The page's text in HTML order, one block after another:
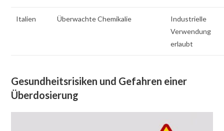
Italien Überwachte Chemikalie
Industrielle
Verwendung
erlaubt
Gesundheitsrisiken und Gefahren einer
Überdosierung